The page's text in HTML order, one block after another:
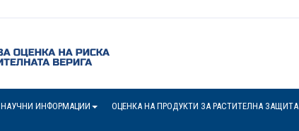
НАУЧНИ ИНФОРМАЦИИ ОЦЕНКА НА ПРОДУКТИ ЗА РАСТИТЕЛНА ЗАЩИТА